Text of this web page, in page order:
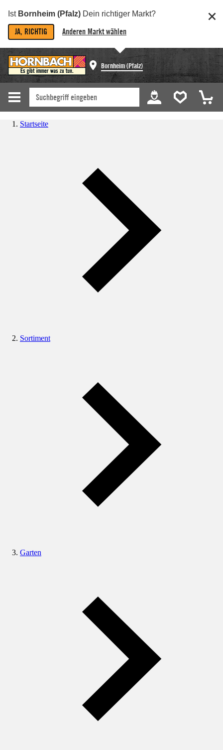
Ist Bornheim (Pfalz) Dein richtiger Markt?
JA, RICHTIG Anderen Markt wählen
Bornheim (Pfalz)
Startseite
Sortiment
Garten